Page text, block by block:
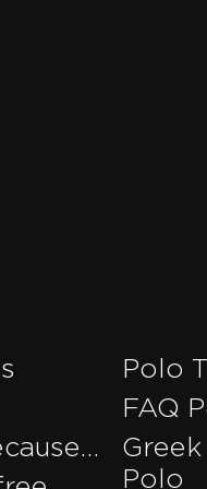
Polo
FAQ
Polo